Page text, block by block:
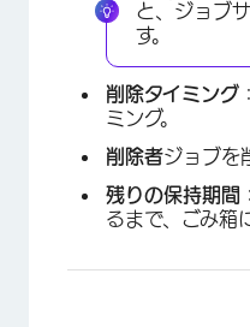
と、ジョブ
す。
削除タイミング
ミング。
削除者ジョブを
残りの保持期間
るまで、ごみ箱